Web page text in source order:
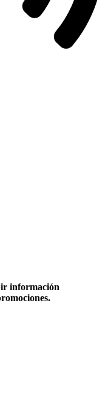
información